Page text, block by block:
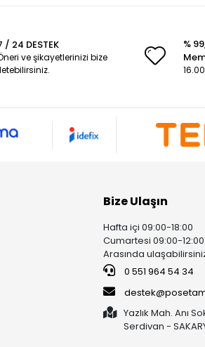
/ 24 DESTEK
ve şikayetlerinizi bize
%
Bize Ulaşın
Hafta içi 09:00-18:00
Cumartesi 09:00-
Arasında
0 551 964 54 34
Yazlık Mah. Anı
Serdivan -